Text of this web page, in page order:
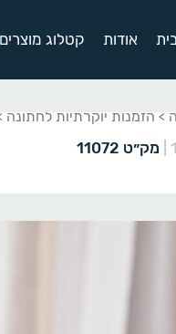
אודות קטלוג מוצרים
> הזמנות יוקרתיות לחתונה
מק״ט 11072